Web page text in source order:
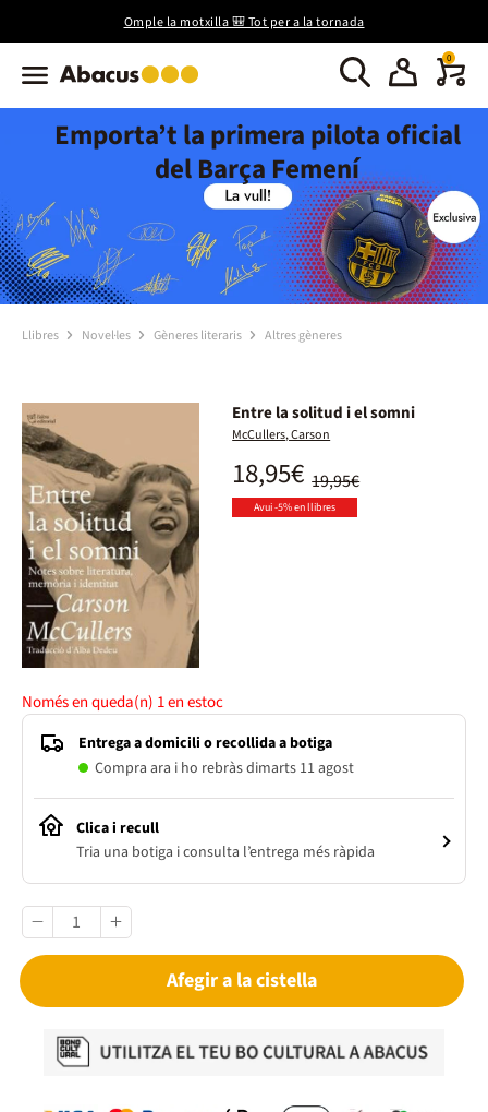
Omple la motxilla 🎒 Tot per a la tornada
0
Emporta’t la primera pilota oficial
del Barça Femení
Llibres Novel·les Gèneres literaris Altres gèneres
Entre la solitud i el somni
McCullers, Carson
19,95€
18,95€
Avui -5% en llibres
Només en queda(n) 1en estoc
Entrega a domicili o recollida a botiga
Compra ara i ho rebràs dimarts 11 agost
Clica i recull
Tria una botiga i consulta l’entrega més ràpida
Afegir a la cistella